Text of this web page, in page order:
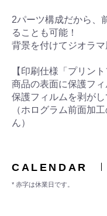
2パーツ構成だから、
ることも可能！
背景を付けてジオラ
【印刷仕様「プリン
商品の表面に保護フィ
保護フィルムを剥がし
（ホログラム前面加
ん）
CALENDAR
* 赤字は休業日です。